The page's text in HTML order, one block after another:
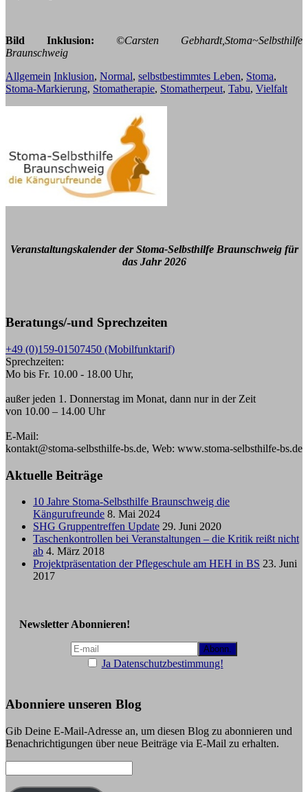
Bild Inklusion:
©Carsten Gebhardt,Stoma~Selbsthilfe
Braunschweig
Allgemein Inklusion, Normal, selbstbestimmtes Leben, Stoma,
Stoma-Markierung, Stomatherapie, Stomatherpeut, Tabu, Vielfalt
Veranstaltungskalender der Stoma-Selbsthilfe Braunschweig für
das Jahr 2026
Beratungs/-und Sprechzeiten
+49 (0)159-01507450 (Mobilfunktarif)
Sprechzeiten:
Mo bis Fr. 10.00 - 18.00 Uhr,
außer jeden 1. Donnerstag im Monat, dann nur in der Zeit
von 10.00 – 14.00 Uhr
E-Mail:
kontakt@stoma-selbsthilfe-bs.de, Web: www.stoma-selbsthilfe-bs.de
Aktuelle Beiträge
10 Jahre Stoma-Selbsthilfe Braunschweig die
Kängurufreunde 8. Mai 2024
SHG Gruppentreffen Update 29. Juni 2020
Taschenkontrollen bei Veranstaltungen – die Kritik reißt nicht
ab 4. März 2018
Projektpräsentation der Pflegeschule am HEH in BS 23. Juni
2017
Newsletter Abonnieren!
Ja Datenschutzbestimmung!
Abonniere unseren Blog
Gib Deine E-Mail-Adresse an, um diesen Blog zu abonnieren und
Benachrichtigungen über neue Beiträge via E-Mail zu erhalten.
Mail-